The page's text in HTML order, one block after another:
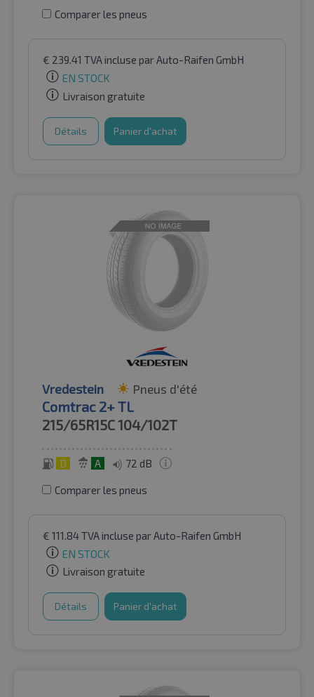
Comparer les pneus
€ 239.41 TVA incluse par Auto-Raifen GmbH
EN STOCK
Livraison gratuite
Détails Panier d'achat
Vredestein Pneus d'été
Comtrac 2+ TL
215/65R15C104/102T
D A 72 dB
Comparer les pneus
€ 111.84TVA incluse par Auto-Raifen GmbH
EN STOCK
Livraison gratuite
Détails Panier d'achat